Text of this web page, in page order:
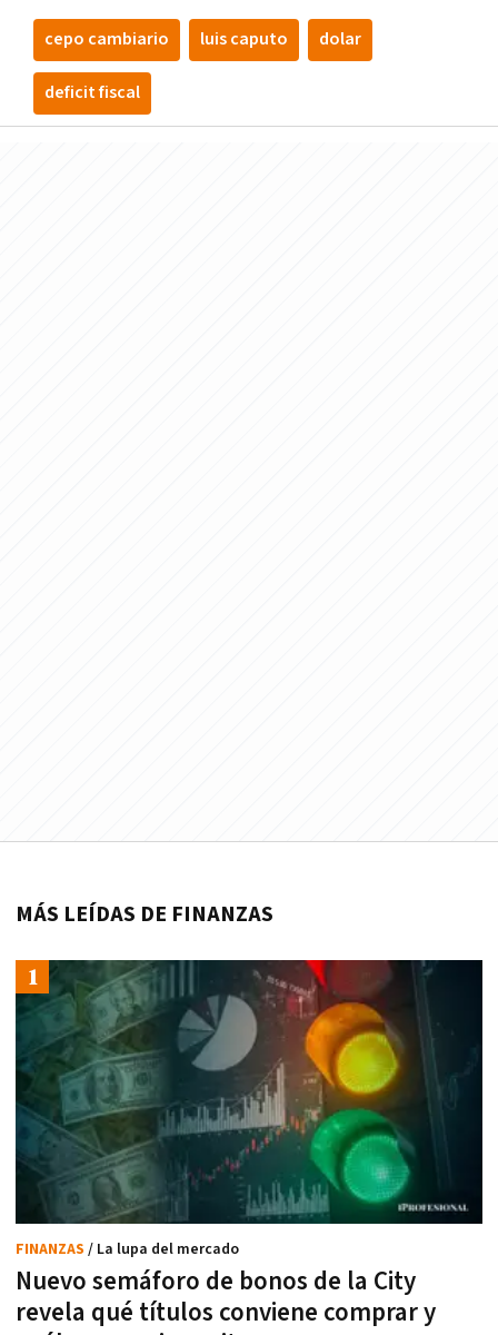
cepo cambiario luis caputo dolar
deficit fiscal
MÁS LEÍDAS DE FINANZAS
Nuevo semáforo de bonos de la City
revela qué títulos conviene comprar y
FINANZAS / La lupa del mercado